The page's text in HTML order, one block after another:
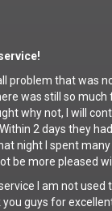
problem that was
was still so much
why not, I will
2 days they
night I spent
be more pleased
I am not used
guys for